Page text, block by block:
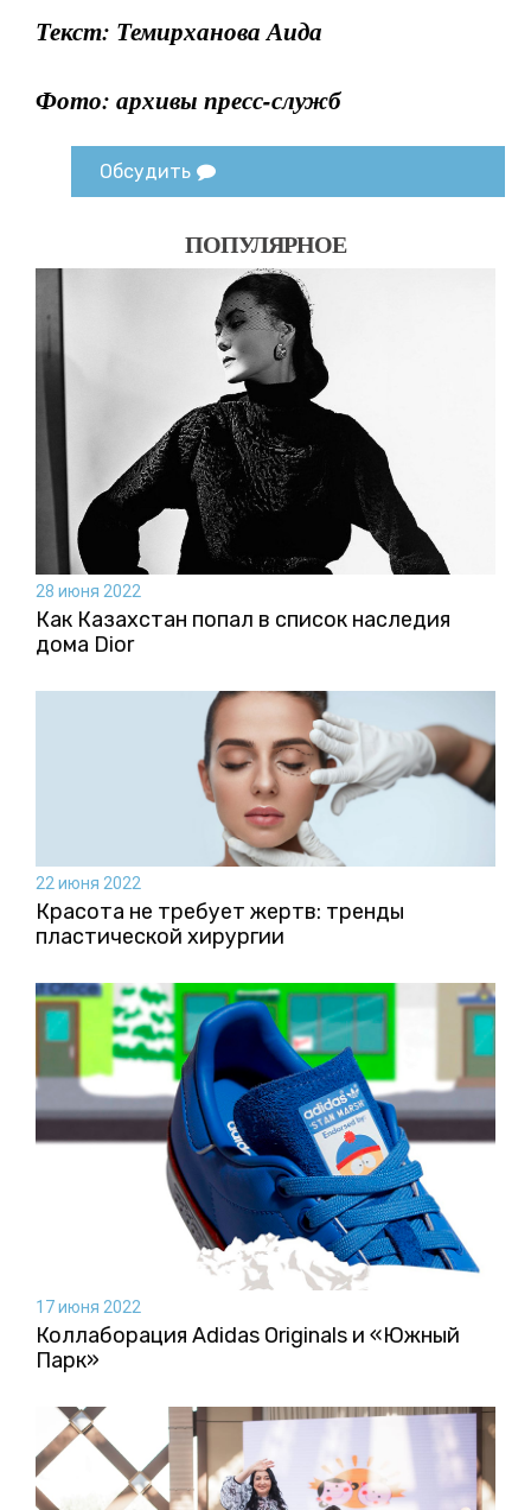
Текст: Темирханова Аида
Фото: архивы пресс-служб
Обсудить
ПОПУЛЯРНОЕ
28 июня 2022
Как Казахстан попал в список наследия
дома Dior
22 июня 2022
Красота не требует жертв: тренды
пластической хирургии
17 июня 2022
Коллаборация Аdidas Originals и «Южный
Парк»